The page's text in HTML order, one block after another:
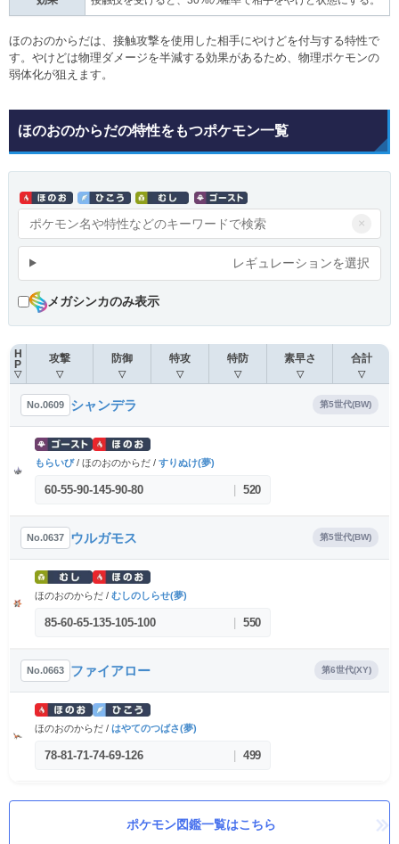
ほのおのからだは、接触攻撃を使用した相手にやけどを付与する特性で
す。やけどは物理ダメージを半減する効果があるため、物理ポケモンの
弱体化が狙えます。
ほのおのからだの特性をもつポケモン一覧
×
レギュレーションを選択
メガシンカのみ表示
H
P
▽
攻撃
▽
防御
▽
特攻
▽
特防
▽
素早さ
▽
合計
▽
No.0609 シャンデラ 第5世代(BW)
もらいび/ ほのおのからだ / すりぬけ(夢)
60-55-90-145-90-80 520
No.0637 ウルガモス 第5世代(BW)
ほのおのからだ / むしのしらせ(夢)
85-60-65-135-105-100 550
No.0663 ファイアロー 第6世代(XY)
ほのおのからだ / はやてのつばさ(夢)
78-81-71-74-69-126 499
ポケモン図鑑一覧はこちら